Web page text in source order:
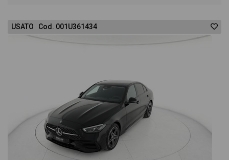
USATO Cod. 001U361434